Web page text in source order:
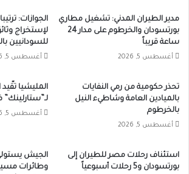
مدير الطيران المدني: تشغيل مطاري
بورتسودان والخرطوم على مدار 24
ساعة قريباً
أغسطس 5, 2026
الجوازات:
لإستخراج
للسودانيين
أغسطس 5, 2026
تحذر حكومية من رمي النفايات
بالميادين العامة وشاطيء النيل
بالخرطوم
أغسطس 5, 2026
المليشيا
لـ”ستارلينك”
أغسطس 5, 2026
استئناف رحلات مصر للطيران إلى
بورتسودان و5 رحلات أسبوعياً
الجيش
وطائرات